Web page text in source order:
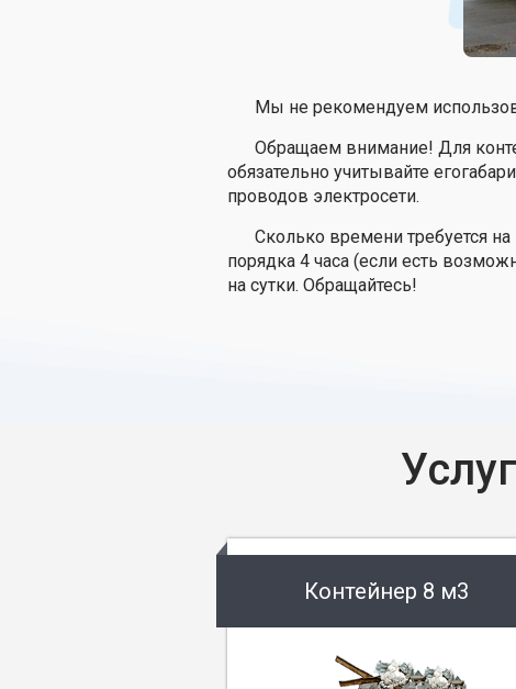
Мы не рекомендуем
Обращаем внимание! Для
обязательно учитывайте
проводов электросети.
Сколько времени требуется
порядка 4 часа (если есть
на сутки. Обращайтесь!
Контейнер 8 м3